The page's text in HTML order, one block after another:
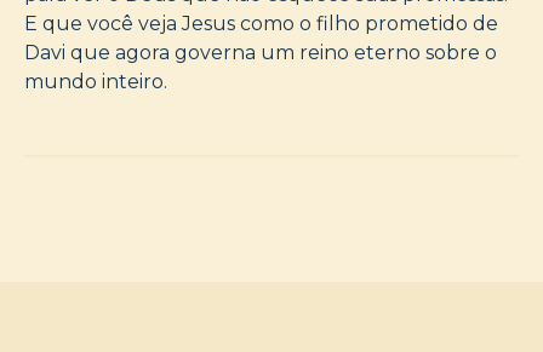
E que você veja Jesus como o filho prometido de
Davi que agora governa um reino eterno sobre o
mundo inteiro.